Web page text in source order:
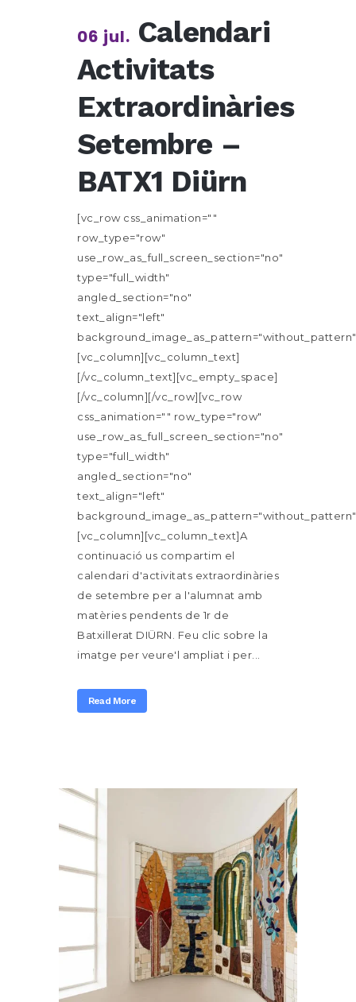
06 jul. Calendari
Activitats
Extraordinàries
Setembre –
BATX1 Diürn
[vc_row css_animation=""
row_type="row"
use_row_as_full_screen_section="no"
type="full_width"
angled_section="no"
text_align="left"
[vc_column][vc_column_text]
[/vc_column_text][vc_empty_space]
[/vc_column][/vc_row][vc_row
css_animation="" row_type="row"
use_row_as_full_screen_section="no"
type="full_width"
angled_section="no"
text_align="left"
[vc_column][vc_column_text]A
continuació us compartim el
calendari d'activitats extraordinàries
de setembre per a l'alumnat amb
matèries pendents de 1r de
Batxillerat DIÜRN. Feu clic sobre la
imatge per veure'l ampliat i per...
Read More